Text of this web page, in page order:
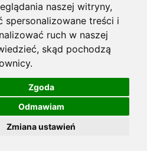
naszej witryny,
spersonalizowane treści i
ruch w naszej
skąd pochodzą
Zgoda
Odmawiam
Zmiana ustawień
Warszawa. Nazwa miasta zaczęła
wieku jako Warszewa, a od XV wieku
nazwy na Warszawa w XV wieku
wymowy dialektycznej.